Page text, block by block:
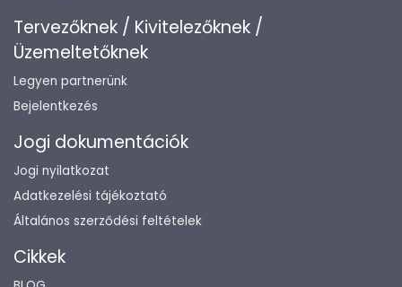
Tervezőknek / Kivitelezőknek /
Üzemeltetőknek
Legyen partnerünk
Bejelentkezés
Jogi dokumentációk
Jogi nyilatkozat
Adatkezelési tájékoztató
Általános szerződési feltételek
Cikkek